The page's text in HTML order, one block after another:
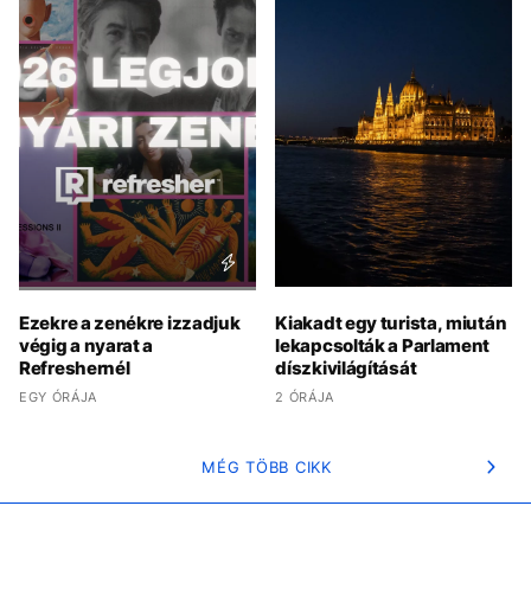
Ezekre a zenékre izzadjuk
végig a nyarat a
Refreshernél
EGY ÓRÁJA
Kiakadt egy turista, miután
lekapcsolták a Parlament
díszkivilágítását
2 ÓRÁJA
MÉG TÖBB CIKK